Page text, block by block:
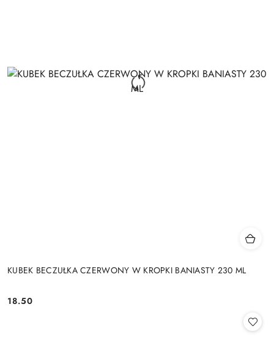
KUBEK BECZUŁKA CZERWONY W KROPKI BANIASTY 230 ML
Cena:
18.50